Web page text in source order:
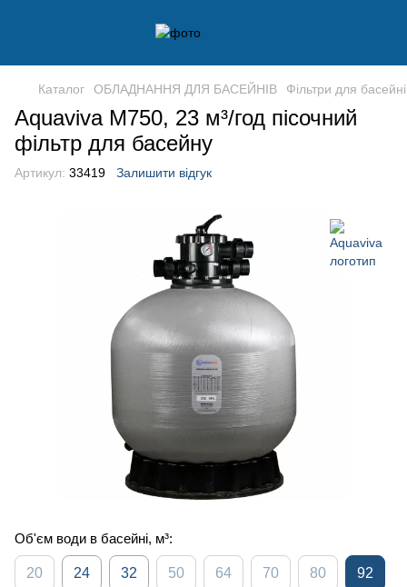
Каталог ОБЛАДНАННЯ ДЛЯ БАСЕЙНІВ Фільтри для
Aquaviva M750, 23 м³/год пісочний
фільтр для басейну
Артикул: 33419 Залишити відгук
Об'єм води в басейні, м³:
20 24 32 50 64 70 80 92